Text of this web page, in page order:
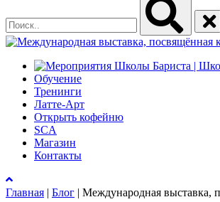
Обучение
Тренинги
Латте-Арт
Открыть кофейню
SCA
Магазин
Контакты
Главная | Блог | Международная выставка,